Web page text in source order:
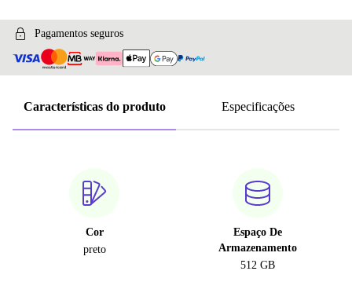
Pagamentos seguros
Características do produto Especificações
Cor
preto
Espaço De
Armazenamento
512 GB